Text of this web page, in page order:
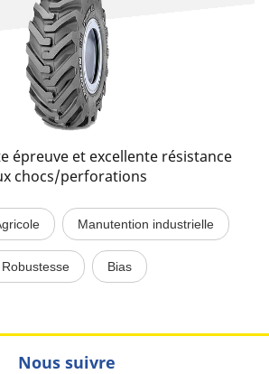
épreuve et excellente résistance
chocs/perforations
Manutention industrielle
Robustesse Bias
Nous suivre